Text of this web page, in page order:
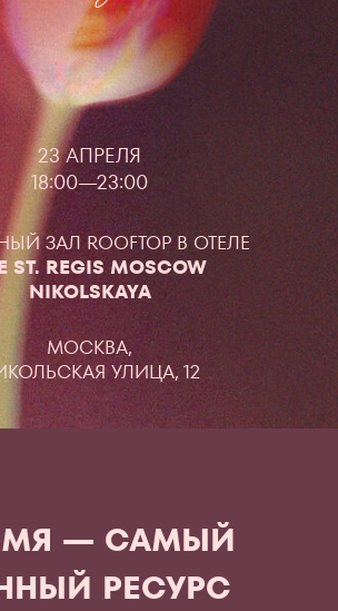
МОСКВА,
УЛИЦА, 12
23 АПРЕЛЯ
18:00—23:00
ЗАЛ ROOFTOP В ОТЕЛЕ
ST. REGIS MOSCOW
NIKOLSKAYA
— САМЫЙ
РЕСУРС